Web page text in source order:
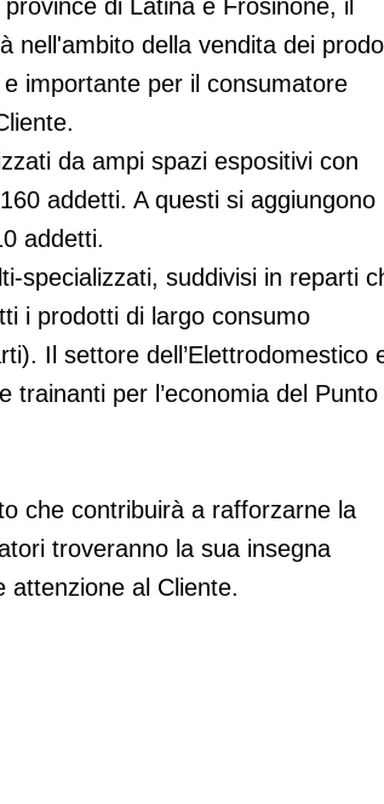
di Latina e Frosinone, il
nell'ambito della vendita dei
importante per il consumatore
da ampi spazi espositivi con
addetti. A questi si aggiungono
addetti.
specializzati, suddivisi in reparti
i prodotti di largo consumo
Il settore dell’Elettrodomestico
trainanti per l’economia del Punto
che contribuirà a rafforzarne la
troveranno la sua insegna
attenzione al Cliente.